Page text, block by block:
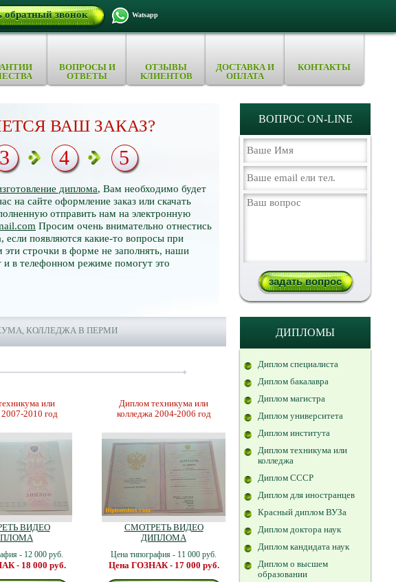
обратный звонок Watsapp
ВОПРОСЫ И
ОТВЕТЫ
ОТЗЫВЫ
КЛИЕНТОВ
ДОСТАВКА И
ОПЛАТА
КОНТАКТЫ
ВАШ ЗАКАЗ?
диплома, Вам необходимо будет
на сайте оформление заказ или скачать
отправить нам на электронную
Просим очень внимательно отнестись
если появляются какие-то вопросы при
строчки в форме не заполнять, наши
в телефонном режиме помогут это
3 4 5
ВОПРОС ON-LINE
КОЛЛЕДЖА В ПЕРМИ
или
2010 год
ВИДЕО
- 12 000 руб.
- 18 000 руб.
Диплом техникума или
колледжа 2004-2006 год
СМОТРЕТЬ ВИДЕО
ДИПЛОМА
Цена типография - 11 000 руб.
Цена ГОЗНАК - 17 000 руб.
ДИПЛОМЫ
Диплом специалиста
Диплом бакалавра
Диплом магистра
Диплом университета
Диплом института
Диплом техникума или
колледжа
Диплом СССР
Диплом для иностранцев
Красный диплом ВУЗа
Диплом доктора наук
Диплом кандидата наук
Диплом о высшем
образовании